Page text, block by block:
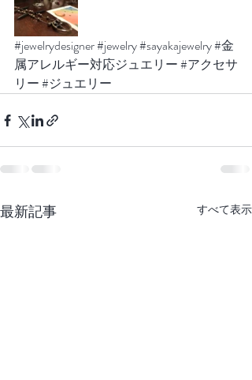
#jewelrydesigner#jewelry#sayakajewelry#金
属アレルギー対応ジュエリー#アクセサ
リー#ジュエリー
最新記事 すべて表示